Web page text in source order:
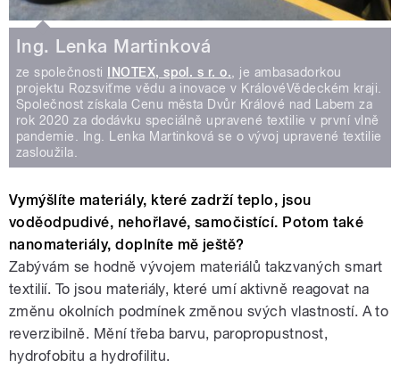
Ing. Lenka Martinková
ze společnosti INOTEX, spol. s r. o. , je ambasadorkou
projektu Rozsviťme vědu a inovace v KrálovéVědeckém kraji.
Společnost získala Cenu města Dvůr Králové nad Labem za
rok 2020 za dodávku speciálně upravené textilie v první vlně
pandemie. Ing. Lenka Martinková se o vývoj upravené textilie
zasloužila.
Vymýšlíte materiály, které zadrží teplo, jsou
voděodpudivé, nehořlavé, samočistící. Potom také
nanomateriály, doplníte mě ještě?
Zabývám se hodně vývojem materiálů takzvaných smart
textilií. To jsou materiály, které umí aktivně reagovat na
změnu okolních podmínek změnou svých vlastností. A to
reverzibilně. Mění třeba barvu, paropropustnost,
hydrofobitu a hydrofilitu.